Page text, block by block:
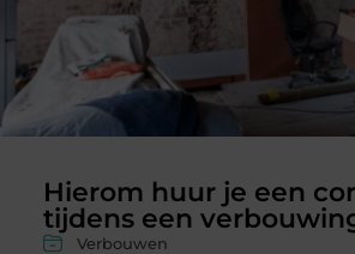
Hierom huur je een
tijdens een
Verbouwen